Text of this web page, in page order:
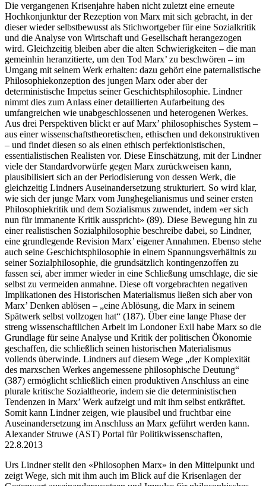
Die vergangenen Krisenjahre haben nicht zuletzt eine erneute
Hochkonjunktur der Rezeption von Marx mit sich gebracht, in der
dieser wieder selbstbewusst als Stichwortgeber für eine Sozialkritik
und die Analyse von Wirtschaft und Gesellschaft herangezogen
wird. Gleichzeitig bleiben aber die alten Schwierigkeiten – die man
gemeinhin heranzitierte, um den Tod Marx’ zu beschwören – im
Umgang mit seinem Werk erhalten: dazu gehört eine paternalistische
Philosophiekonzeption des jungen Marx oder aber der
deterministische Impetus seiner Geschichtsphilosophie. Lindner
nimmt dies zum Anlass einer detaillierten Aufarbeitung des
umfangreichen wie unabgeschlossenen und heterogenen Werkes.
Aus drei Perspektiven blickt er auf Marx’ philosophisches System –
aus einer wissenschaftstheoretischen, ethischen und dekonstruktiven
– und findet diesen so als einen ethisch perfektionistischen,
essentialistischen Realisten vor. Diese Einschätzung, mit der Lindner
viele der Standardvorwürfe gegen Marx zurückweisen kann,
plausibilisiert sich an der Periodisierung von dessen Werk, die
gleichzeitig Lindners Auseinandersetzung strukturiert. So wird klar,
wie sich der junge Marx vom Junghegelianismus und seiner ersten
Philosophiekritik und dem Sozialismus zuwendet, indem «er sich
nun für immanente Kritik ausspricht» (89). Diese Bewegung hin zu
einer realistischen Sozialphilosophie beschreibe dabei, so Lindner,
eine grundlegende Revision Marx’ eigener Annahmen. Ebenso stehe
auch seine Geschichtsphilosophie in einem Spannungsverhältnis zu
seiner Sozialphilosophie, die grundsätzlich kontingenzoffen zu
fassen sei, aber immer wieder in eine Schließung umschlage, die sie
selbst zu vermeiden anmahne. Diese oft vorgebrachten negativen
Implikationen des Historischen Materialismus ließen sich aber von
Marx’ Denken ablösen – „eine Ablösung, die Marx in seinem
Spätwerk selbst vollzogen hat“ (187). Über eine lange Phase der
streng wissenschaftlichen Arbeit im Londoner Exil habe Marx so die
Grundlage für seine Analyse und Kritik der politischen Ökonomie
geschaffen, die schließlich seinen historischen Materialismus
vollends überwinde. Lindners auf diesem Wege „der Komplexität
des marxschen Werkes angemessene philosophische Deutung“
(387) ermöglicht schließlich einen produktiven Anschluss an eine
plurale kritische Sozialtheorie, indem sie die deterministischen
Tendenzen in Marx’ Werk aufzeigt und mit ihm selbst entkräftet.
Somit kann Lindner zeigen, wie plausibel und fruchtbar eine
Auseinandersetzung im Anschluss an Marx geführt werden kann.
Alexander Struwe (AST) Portal für Politikwissenschaften,
22.8.2013
Urs Lindner stellt den «Philosophen Marx» in den Mittelpunkt und
zeigt Wege, sich mit ihm auch im Blick auf die Krisenlagen der